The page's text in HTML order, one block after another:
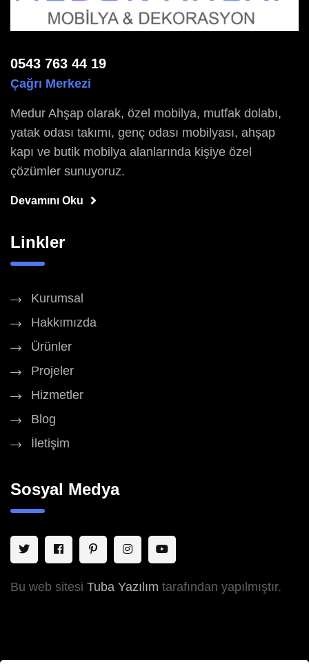
0543 763 44 19
Çağrı Merkezi
Medur Ahşap olarak, özel mobilya, mutfak dolabı,
yatak odası takımı, genç odası mobilyası, ahşap
kapı ve butik mobilya alanlarında kişiye özel
çözümler sunuyoruz.
Devamını Oku
Linkler
Kurumsal
Hakkımızda
Ürünler
Projeler
Hizmetler
Blog
İletişim
Sosyal Medya
Bu web sitesi Tuba Yazılım tarafından yapılmıştır.